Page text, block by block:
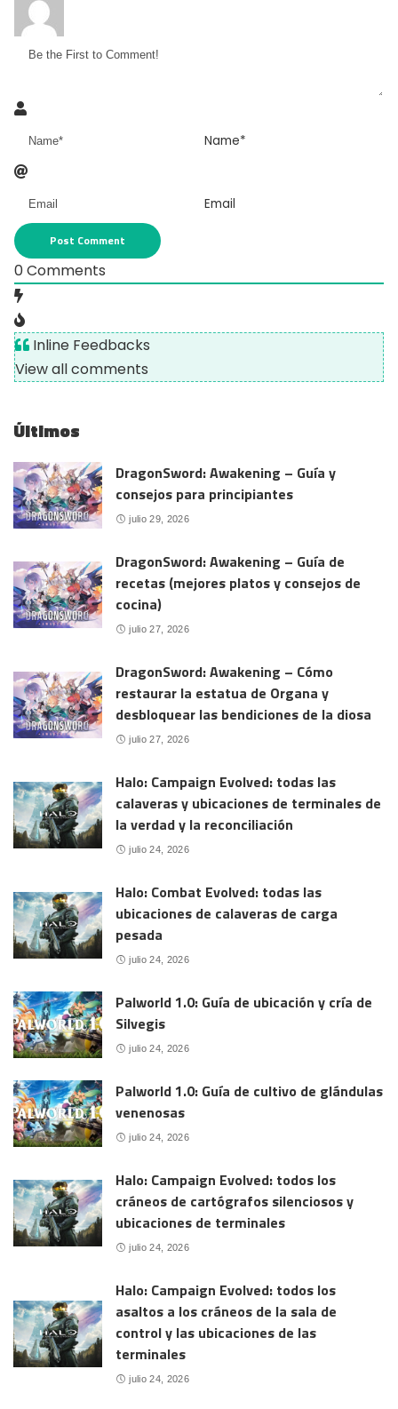
Name*
Email
0Comments
Inline Feedbacks
View all comments
Últimos
DragonSword: Awakening – Guía y
consejos para principiantes
julio 29, 2026
DragonSword: Awakening – Guía de
recetas (mejores platos y consejos de
cocina)
julio 27, 2026
DragonSword: Awakening – Cómo
restaurar la estatua de Organa y
desbloquear las bendiciones de la diosa
julio 27, 2026
Halo: Campaign Evolved: todas las
calaveras y ubicaciones de terminales de
la verdad y la reconciliación
julio 24, 2026
Halo: Combat Evolved: todas las
ubicaciones de calaveras de carga
pesada
julio 24, 2026
Palworld 1.0: Guía de ubicación y cría de
Silvegis
julio 24, 2026
Palworld 1.0: Guía de cultivo de glándulas
venenosas
julio 24, 2026
Halo: Campaign Evolved: todos los
cráneos de cartógrafos silenciosos y
ubicaciones de terminales
julio 24, 2026
Halo: Campaign Evolved: todos los
asaltos a los cráneos de la sala de
control y las ubicaciones de las
terminales
julio 24, 2026